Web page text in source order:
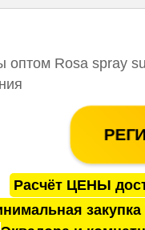
оптом Rosa spray
Расчёт ЦЕНЫ
закупка